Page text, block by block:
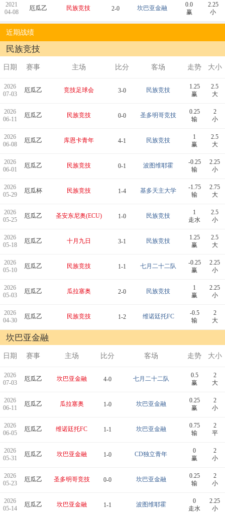
2021
04-08
厄瓜乙 民族竞技 2-0 坎巴亚金融
0.0
赢
2.25
小
近期战绩
民族竞技
日期 赛事 主场 比分 客场 走势 大小
2026
07-03
厄瓜乙 竞技足球会 3-0 民族竞技
1.25
赢
2.5
大
2026
06-11
厄瓜乙 民族竞技 0-0 圣多明哥竞技
0.25
输
2
小
2026
06-08
厄瓜乙 库恩卡青年 4-1 民族竞技
1
赢
2.5
大
2026
06-01
厄瓜乙 民族竞技 0-1 波图维耶霍
-0.25
输
2.25
小
2026
05-29
厄瓜杯 民族竞技 1-4 基多天主大学
-1.75
输
2.75
大
2026
05-25
厄瓜乙 圣安东尼奥(ECU) 1-0 民族竞技
1
走水
2.5
小
2026
05-18
厄瓜乙 十月九日 3-1 民族竞技
1.25
赢
2.5
大
2026
05-10
厄瓜乙 民族竞技 1-1 七月二十二队
-0.25
赢
2.25
小
2026
05-03
厄瓜乙 瓜拉塞奥 2-0 民族竞技
1
赢
2.25
小
2026
04-30
厄瓜乙 民族竞技 1-2 维诺廷托FC
-0.5
输
2
大
坎巴亚金融
日期 赛事 主场 比分 客场 走势 大小
2026
07-03
厄瓜乙 坎巴亚金融 4-0 七月二十二队
0.5
赢
2
大
2026
06-11
厄瓜乙 瓜拉塞奥 1-0 坎巴亚金融
0.25
赢
2
小
2026
06-05
厄瓜乙 维诺廷托FC 1-1 坎巴亚金融
0.75
输
2
平
2026
05-31
厄瓜乙 坎巴亚金融 1-0 CD独立青年
0
赢
2
小
2026
05-23
厄瓜乙 圣多明哥竞技 0-0 坎巴亚金融
0.25
输
2
小
2026
05-14
厄瓜乙 坎巴亚金融 1-1 波图维耶霍
0
走水
2.25
小